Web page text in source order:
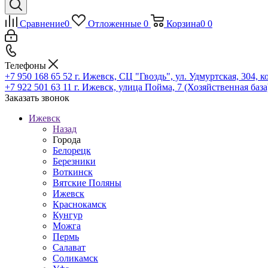
Сравнение0 Отложенные 0 Корзина0 0
Телефоны
+7 950 168 65 52 г. Ижевск, СЦ "Гвоздь", ул. Удмуртская, 304,
+7 922 501 63 11 г. Ижевск, улица Пойма, 7 (Хозяйственная
Заказать звонок
Ижевск
Назад
Города
Белорецк
Березники
Воткинск
Вятские Поляны
Ижевск
Краснокамск
Кунгур
Можга
Пермь
Салават
Соликамск